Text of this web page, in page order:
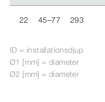
22 45–77 293
ID = installationsdjup
Ø1 [mm] = diameter
Ø2 [mm] = diameter